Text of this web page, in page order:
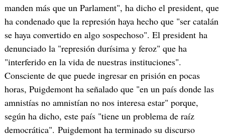
manden más que un Parlament", ha dicho el president, que
ha condenado que la represión haya hecho que "ser catalán
se haya convertido en algo sospechoso". El president ha
denunciado la "represión durísima y feroz" que ha
"interferido en la vida de nuestras instituciones".
Consciente de que puede ingresar en prisión en pocas
horas, Puigdemont ha señalado que "en un país donde las
amnistías no amnistían no nos interesa estar" porque,
según ha dicho, este país "tiene un problema de raíz
democrática". Puigdemont ha terminado su discurso